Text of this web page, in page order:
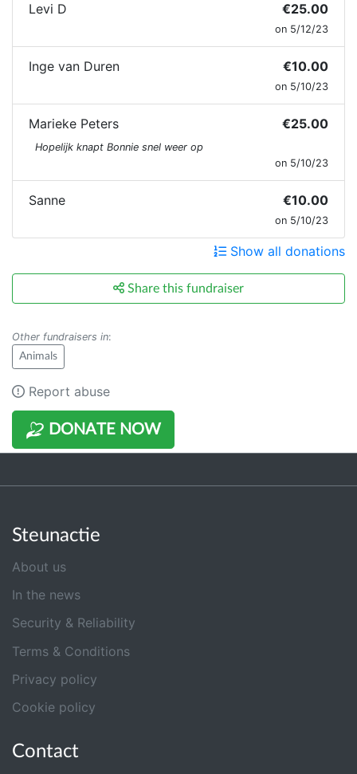
DONATE NOW
Levi D €25.00
on 5/12/23
Inge van Duren €10.00
on 5/10/23
Marieke Peters €25.00
Hopelijk knapt Bonnie snel weer op
on 5/10/23
Sanne €10.00
on 5/10/23
Show all donations
Share this fundraiser
Other fundraisers in:
Animals
Report abuse
Steunactie
About us
In the news
Security & Reliability
Terms & Conditions
Privacy policy
Cookie policy
Contact